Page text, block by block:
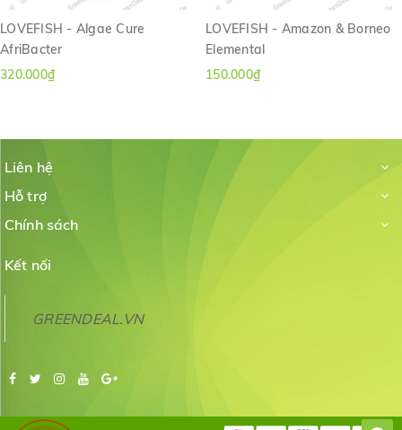
LOVEFISH - Algae Cure
AfriBacter
320.000₫
LOVEFISH - Amazon & Borneo
Elemental
150.000₫
Liên hệ
Hỗ trợ
Chính sách
Kết nối
GREENDEAL.VN